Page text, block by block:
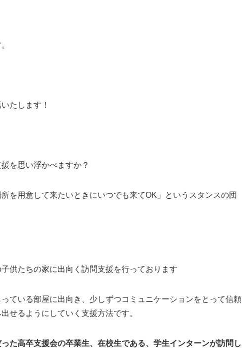
たします！
を思い浮かべますか？
を用意して来たいときにいつでも来てOK」というスタンスの団
供たちの家に出向く訪問支援を行っております
ている部屋に出向き、少しずつコミュニケーションをとって信頼
せるようにしていく支援方法です。
た高卒支援会の卒業生、在校生である、学生インターンが訪問し